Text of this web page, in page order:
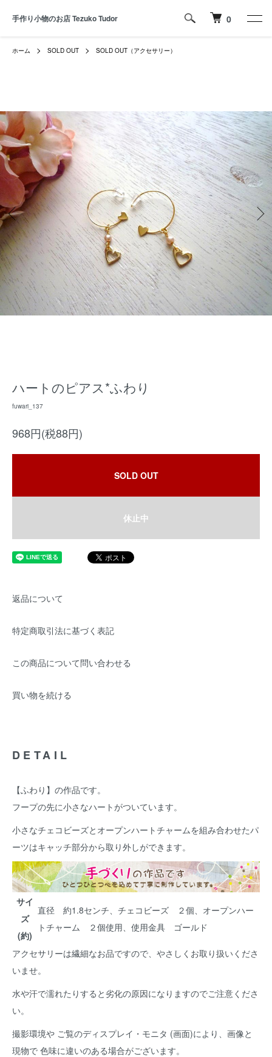
手作り小物のお店 Tezuko Tudor 0
ホーム SOLD OUT SOLD OUT（アクセサリー）
ハートのピアス*ふわり
fuwari_137
968円(税88円)
SOLD OUT
休止中
返品について
特定商取引法に基づく表記
この商品について問い合わせる
買い物を続ける
DETAIL
【ふわり】の作品です。
フープの先に小さなハートがついています。
小さなチェコビーズとオープンハートチャームを組み合わせたパ
ーツはキャッチ部分から取り外しができます。
サイ
ズ
(約)
直径 約1.8センチ、チェコビーズ ２個、オープンハー
トチャーム ２個使用、使用金具 ゴールド
アクセサリーは繊細なお品ですので、やさしくお取り扱いくださ
いませ。
水や汗で濡れたりすると劣化の原因になりますのでご注意くださ
い。
撮影環境や ご覧のディスプレイ・モニタ (画面)により、画像と
現物で 色味に違いのある場合がございます。